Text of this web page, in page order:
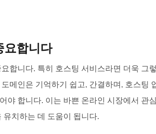
요합니다
합니다. 특히 호스팅 서비스라면 더욱 그
메인은 기억하기 쉽고, 간결하며, 호스팅
야 합니다. 이는 바쁜 온라인 시장에서 관
유치하는 데 도움이 됩니다.